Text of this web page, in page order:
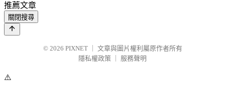
推薦文章
關閉搜尋
© 2026 PIXNET
文章與圖片權利屬原作者所有
隱私權政策
服務聲明
⚠️